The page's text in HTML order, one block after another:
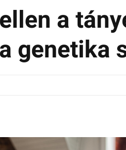
a
genetika